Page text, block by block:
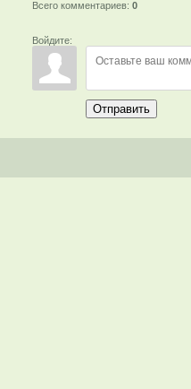
Всего комментариев:0
Войдите:
Отправить